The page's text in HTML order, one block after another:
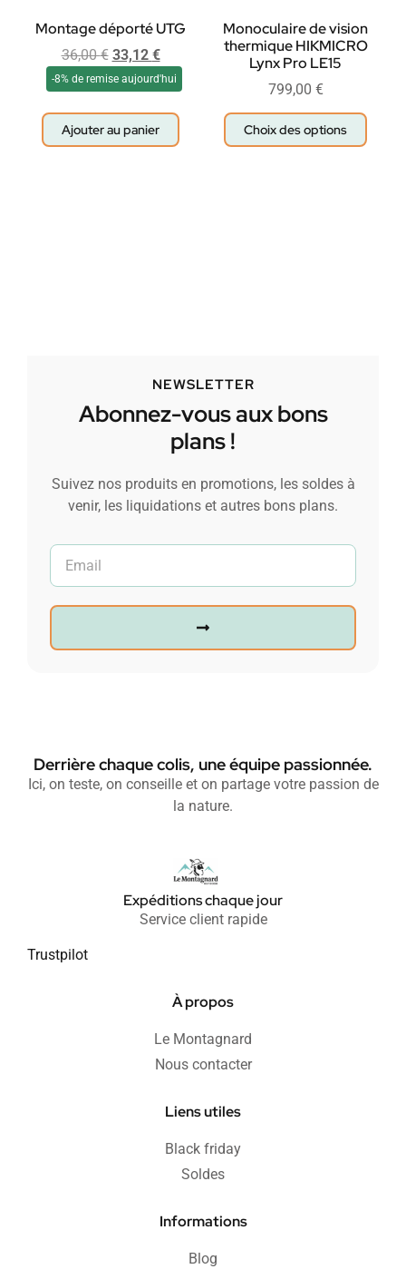
Montage déporté UTG
36,00€ 33,12 €
-8% de remise aujourd'hui
Ajouter au panier
Monoculaire de vision
thermique HIKMICRO
Lynx Pro LE15
799,00 €
Choix des options
NEWSLETTER
Abonnez-vous aux bons
plans !
Suivez nos produits en promotions, les soldes à
venir, les liquidations et autres bons plans.
Derrière chaque colis, une équipe passionnée.
Ici, on teste, on conseille et on partage votre passion de
la nature.
Expéditions chaque jour
Service client rapide
Trustpilot
À propos
Le Montagnard
Nous contacter
Liens utiles
Black friday
Soldes
Informations
Blog